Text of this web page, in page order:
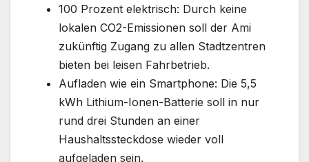
100 Prozent elektrisch: Durch keine
lokalen CO2-Emissionen soll der Ami
zukünftig Zugang zu allen Stadtzentren
bieten bei leisen Fahrbetrieb.
Aufladen wie ein Smartphone: Die 5,5
kWh Lithium-Ionen-Batterie soll in nur
rund drei Stunden an einer
Haushaltssteckdose wieder voll
aufgeladen sein.